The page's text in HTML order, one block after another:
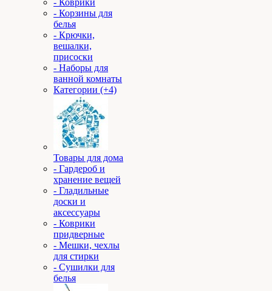
- Коврики
- Корзины для
белья
- Крючки,
вешалки,
присоски
- Наборы для
ванной комнаты
Категории (+4)
Товары для дома
- Гардероб и
хранение вещей
- Гладильные
доски и
аксессуары
- Коврики
придверные
- Мешки, чехлы
для стирки
- Сушилки для
белья